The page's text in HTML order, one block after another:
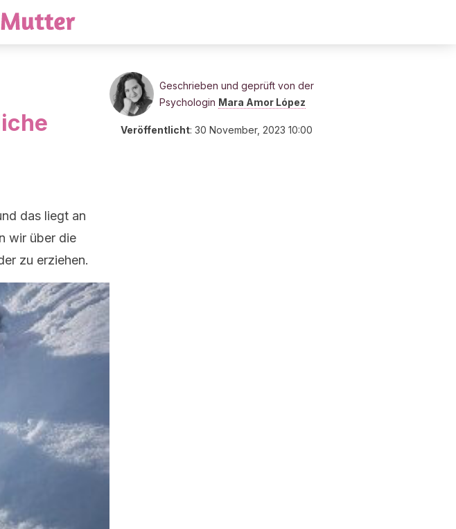
das liegt an
wir über die
zu erziehen.
Geschrieben und geprüft von der
Psychologin Mara Amor López
Veröffentlicht: 30 November, 2023 10:00